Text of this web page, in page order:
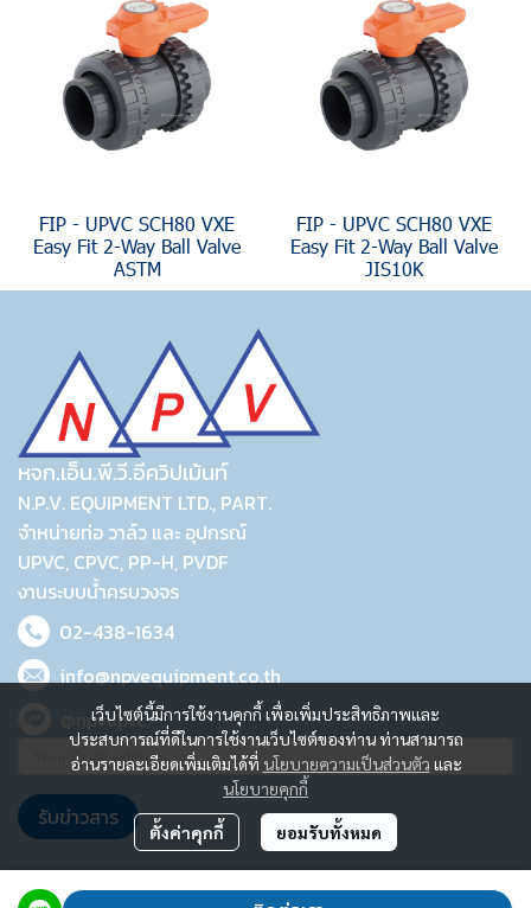
FIP - UPVC SCH80 VXE
Easy Fit 2-Way Ball Valve
ASTM
FIP - UPVC SCH80 VXE
Easy Fit 2-Way Ball Valve
JIS10K
เว็บไซต์นี้มีการใช้งานคุกกี้ เพื่อเพิ่มประสิทธิภาพและ
ประสบการณ์ที่ดีในการใช้งานเว็บไซต์ของท่าน ท่านสามารถ
อ่านรายละเอียดเพิ่มเติมได้ที่ นโยบายความเป็นส่วนตัว และ
นโยบายคุกกี้
ตั้งค่าคุกกี้ ยอมรับทั้งหมด
หจก.เอ็น.พี.วี.อีควิปเม้นท์
N.P.V. EQUIPMENT LTD., PART.
จำหน่ายท่อ วาล์ว และ อุปกรณ์
UPVC, CPVC, PP-H, PVDF
งานระบบน้ำครบวงจร
02-438-1634
info@npvequipment.co.th
@npvupvc
รับข่าวสาร
2023 © N.P.V. EQUIPMENT LTD., PART.